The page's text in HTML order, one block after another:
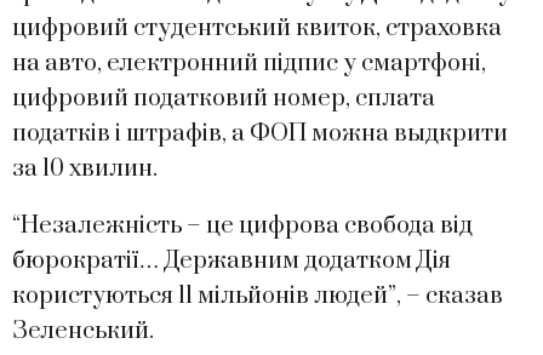
цифровий студентський квиток, страховка
на авто, електронний підпис у смартфоні,
цифровий податковий номер, сплата
податків і штрафів, а ФОП можна выдкрити
за 10 хвилин.
“Незалежність – це цифрова свобода від
бюрократії… Державним додатком Дія
користуються 11 мільйонів людей”, – сказав
Зеленський.